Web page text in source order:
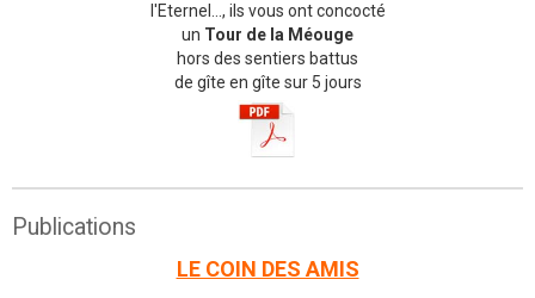
l'Eternel..., ils vous ont concocté
un Tour de la Méouge
hors des sentiers battus
de gîte en gîte sur 5 jours
Publications
LE COIN DES AMIS